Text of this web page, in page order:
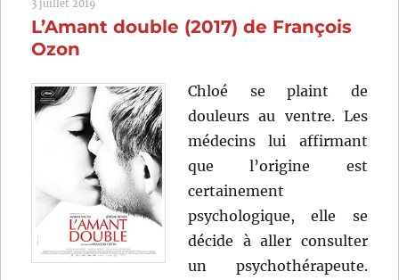
Bertrand
3 juillet 2019
L’Amant double (2017) de François
Ozon
Chloé se plaint de
douleurs au ventre. Les
médecins lui affirmant
que l’origine est
certainement
psychologique, elle se
décide à aller consulter
un psychothérapeute.